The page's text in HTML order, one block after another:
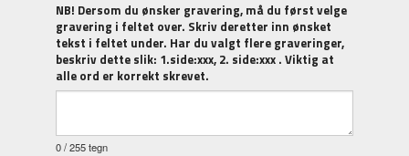
NB! Dersom du ønsker gravering, må du først velge
gravering i feltet over. Skriv deretter inn ønsket
tekst i feltet under. Har du valgt flere graveringer,
beskriv dette slik: 1.side:xxx, 2. side:xxx . Viktig at
alle ord er korrekt skrevet.
0/ 255 tegn